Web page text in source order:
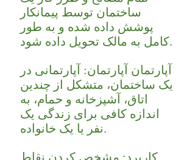
ساختمان توسط پیمانکار
پوشش داده شده و به طور
کامل به مالک تحویل داده شود.
آپارتمان آپارتمان: آپارتمانی در
یک ساختمان، متشکل از چندین
اتاق، آشپزخانه و حمام، به
اندازه کافی برای زندگی یک
نفر یا یک خانواده.
کاربرد: مشخص کردن نقاط